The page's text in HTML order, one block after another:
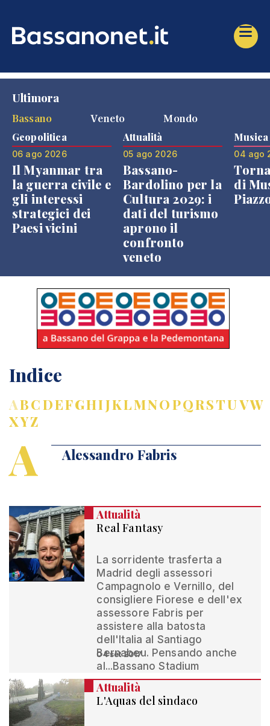
Ultimora
Bassano
Veneto Mondo
Geopolitica
06 ago 2026
Il Myanmar tra
la guerra civile e
gli interessi
strategici dei
Paesi vicini
Attualità
05 ago 2026
Bassano-
Bardolino per la
Cultura 2029: i
dati del turismo
aprono il
confronto
veneto
Musica
04 ago
di
Indice
ABCDEFGHIJKLMNOPQRSTUVW
XYZ
A Alessandro Fabris
Attualità
Real Fantasy
La sorridente trasferta a
Madrid degli assessori
Campagnolo e Vernillo, del
consigliere Fiorese e dell'ex
assessore Fabris per
assistere alla batosta
dell'Italia al Santiago
Bernabeu. Pensando anche
al...Bassano Stadium
04 set 2017
Attualità
L'Aquas del sindaco